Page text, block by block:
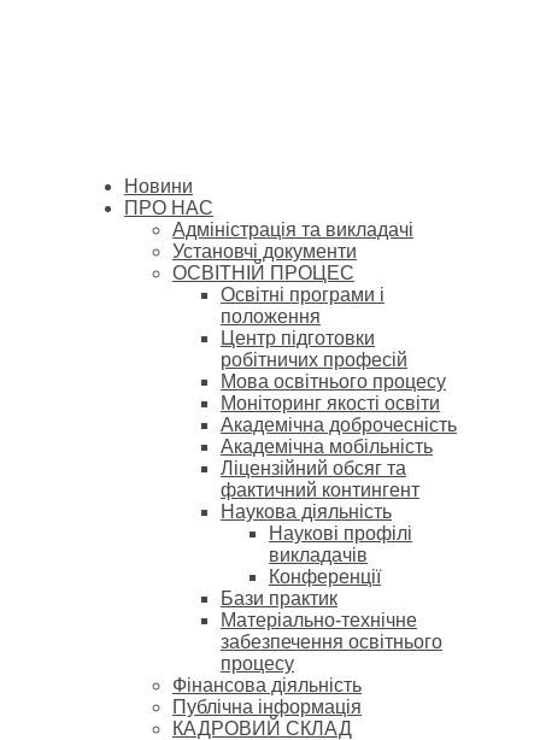
Новини
ПРО НАС
Адміністрація та викладачі
Установчі документи
ОСВІТНІЙ ПРОЦЕС
Освітні програми і
положення
Центр підготовки
робітничих професій
Мова освітнього процесу
Моніторинг якості освіти
Академічна доброчесність
Академічна мобільність
Ліцензійний обсяг та
фактичний контингент
Наукова діяльність
Наукові профілі
викладачів
Конференції
Бази практик
Матеріально-технічне
забезпечення освітнього
процесу
Фінансова діяльність
Публічна інформація
КАДРОВИЙ СКЛАД